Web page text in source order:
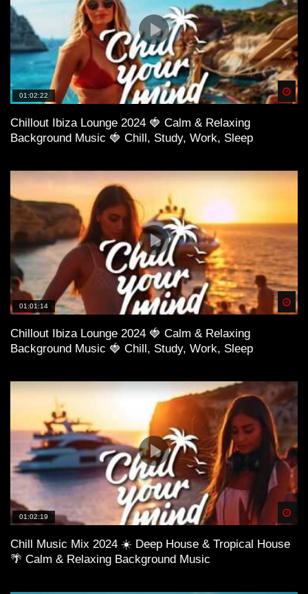
01:02:22
Chillout Ibiza Lounge 2024 🍓 Calm & Relaxing
Background Music 🍓 Chill, Study, Work, Sleep
01:01:14
Chillout Ibiza Lounge 2024 🍓 Calm & Relaxing
Background Music 🍓 Chill, Study, Work, Sleep
01:02:19
Chill Music Mix 2024 ☀️ Deep House & Tropical House
🌴 Calm & Relaxing Background Music